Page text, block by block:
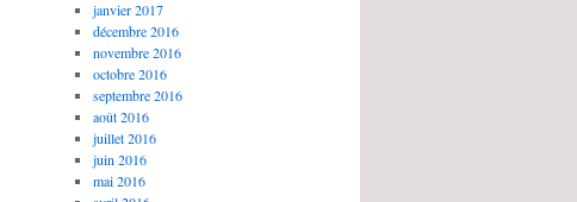
janvier 2017
décembre 2016
novembre 2016
octobre 2016
septembre 2016
août 2016
juillet 2016
juin 2016
mai 2016